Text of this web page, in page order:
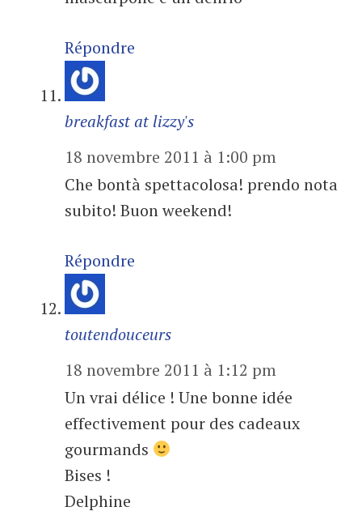
Répondre
breakfast at lizzy's
18 novembre 2011 à 1:00 pm
Che bontà spettacolosa! prendo nota
subito! Buon weekend!
Répondre
toutendouceurs
18 novembre 2011 à 1:12 pm
Un vrai délice ! Une bonne idée
effectivement pour des cadeaux
gourmands
Bises !
Delphine